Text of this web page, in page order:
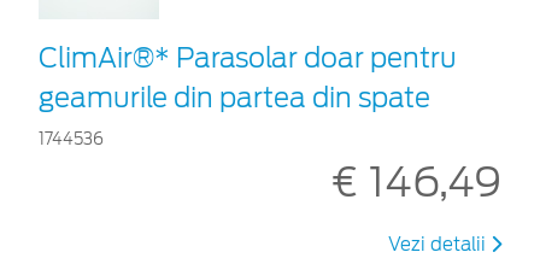
ClimAir®* Parasolar doar pentru
geamurile din partea din spate
1744536
€ 146,49
Vezi detalii